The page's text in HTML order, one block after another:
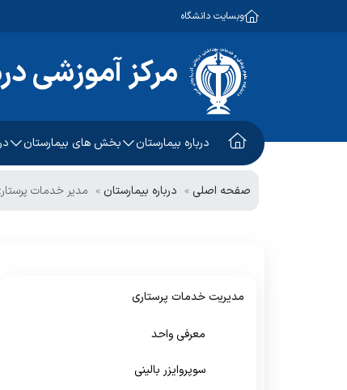
وبسایت دانشگاه
مرکز آموزشی
درباره بیمارستان
ریاست مرکز
بخش های بیمارستان
واحدهای اداری و پشتیبانی
معرفی واحد
صفحه اصلی درباره بیمارستان مدیر خدمات
مدیریت خدمات پرستاری
معرفی واحد
سوپروایزر بالینی